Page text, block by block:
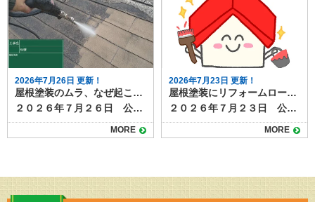
2026年7月26日 更新！
屋根塗装のムラ、なぜ起こる？原因と防ぐためのポイント
２０２６年７月２６日 公開 屋根塗装を行ったあとに表面の色や艶が均一でないと、見た目の美しさが損なわれるだけでなく、塗膜性能にも影響が出る場合があります。ムラは施工不良のサインであることも多く、早めの原因特定と対策が大切です。 本記事では屋根塗装のムラが発生する原因と、防ぐための基本的なポイントを解説します。 目次屋根塗装にムラが出る主な原因下地処理不足塗料の攪拌不足塗り重ねのタイミング不適切塗布量や塗り方の不均一天候や気温の影響屋根塗装のムラを防ぐための対策ムラを放置するとどうなる？まとめ 屋根塗装にムラが出る主な原因 屋根塗装のムラは、単に見た目だけの問題ではなく、塗膜の厚みや密着性に関わることもあります。代表的な原因は次の通りです。 下地処理不足 屋根表面の汚れや古い塗膜、コケ・カビなどをきちんと除去せずに塗装を始めると、塗料が均一に密着せずムラが発生します。塗装前の下地処理として高圧洗浄作業を必ず行うことが重要です。 塗料の攪拌不足 塗料は成分が沈殿しやすく、十分に混ぜないまま使用すると色味や艶が一定にならず、見た目に差が出ます。使用前にしっかりと撹拌し最大限の性能が発揮できるように準備します。 塗り重ねのタイミング不適切 下塗りや中塗りが完全に乾く前に次の工程を行う、または逆に放置しすぎると密着不良や色ムラが起こりやすくなります。 塗布量や塗り方の不均一 ローラーやスプレーの動かし方、塗料の付け方が一定でない場合、部分的に塗膜が薄くなったり厚くなったりします。職人の熟練度が出る手作業ならではの理由ですね。 天候や気温の影響 直射日光や強風、高温・低温など施工環境が悪いと、塗料の乾き方が不均一になりムラにつながります。夏の暑さで塗料が早く乾きすぎることもムラの原因の１つになるといわれています。 屋根塗装のムラを防ぐための対策 塗装のムラを防ぐには、施工前の準備から塗装中の管理まで丁寧な作業が欠かせません。 高圧洗浄やケレン作業で下地を清潔にする 塗料は規定通りしっかり攪拌してから使用する メーカーが定める乾燥時間を守って塗り重ねる 塗布量を均一にし、道具の動かし方も一定に保つ 天候や気温が安定した日に施工を行う 熟練の職人が最終的に全体の仕上がりをチェックする これらはすべて塗装工事のおける基本的な内容ばかりですが、仕上がりや耐久性を左右するとっても重要なことです。 いくらよい塗料を使っても、基本的な工程や注意点をおろそかにしてしまうと、期待していたような高耐久や仕上がり映えることができません。 ムラを放置するとどうなる？ 軽度の色ムラは機能面に大きく影響しない場合もありますが、塗膜の密着不良や塗り残しを伴っている場合は劣化が早まる恐れがあります。早ければ数年以内に剥がれや膨れが起き、再塗装が必要になることもあります。ムラが気になったら、早めに施工業者へ確認を依頼しましょう。 まとめ 屋根塗装のムラは、下地処理不足や塗料の扱い方、施工環境などの複合的な要因で発生します。施工前の準備を徹底し、メーカー仕様に沿った丁寧な作業を行うことで防ぐことが可能です。仕上がりの品質は屋根の保護性能にも直結するため、信頼できる業者選びと現場管理が重要です。 塗り達では、屋根塗装のご相談を随時受付中！高品質・高耐久な屋根塗装なら塗り達にお任せください！
MORE
2026年7月23日 更新！
屋根塗装にリフォームローンは使える？資金面で後悔しないための注意点とは
２０２６年７月２３日 公開 屋根塗装は住まいを長持ちさせるために欠かせない工事です。 しかし工事にはまとまった費用が必要になるため、「いますぐ資金が用意できない」「リフォームローンを使いたい」と考える方も少なくありません。結論からいえば、屋根塗装でもリフォームローンの利用は可能です。借入時にはいくつかの注意点があり事前に知っておくと安心できます。 この記事では、屋根塗装にリフォームローンを活用できる理由や、ローン選びのポイント、契約時に確認すべき注意点について解説します。 目次屋根塗装にリフォームローンが使える理由屋根塗装でリフォームローンを利用する際の注意点1. 金利と返済期間を事前に確認する2. 工事内容がローンの対象になるかを確認する3. 業者がローン対応しているかも要チェック4. 審査には事前準備が必要屋根塗装にリフォームローンは有効な選択肢。計画的な利用が安心のカギ 屋根塗装にリフォームローンが使える理由 リフォームローンとは、自宅の改修・修繕・増築などに使える専用のローンです。屋根塗装は「住宅の維持に必要なメンテナンス」として位置づけられているため、金融機関のほとんどがリフォームローンの対象工事に含めています。 以下のようなケースでは、リフォームローンが有効です。 築10～15年で塗り替えが必要になったが、手元資金に余裕がない 雨漏りが不安なため、早めに塗装しておきたい 足場を組むので、屋根と外壁をまとめて塗装したい 劣化が進んでおり、放置すれば工事費が高くなる恐れがある 資金がないからと工事を先延ばしにして状態が悪化するよりも、ローンを使って早期対応するほうがトータルコストを抑えられるケースも多いため、リフォームローンを使うことは、資金計画のひとつとして有効な手段といえるでしょう。 屋根塗装でリフォームローンを利用する際の注意点 屋根塗装にリフォームローンを使う際は、いくつかの注意点もあります。 以下のポイントを押さえておきましょう。 1. 金利と返済期間を事前に確認する リフォームローンには「無担保型（保証人・担保不要）」「有担保型（住宅を担保にする）」の2種類があります。無担保型は手軽ですが金利がやや高めで返済期間も短めです。 一方、有担保型は低金利で長期返済が可能ですが、審査には時間がかかるため、急ぎ工事が必要な場合には不向きなケースがあります。 ご自身の資金状況や必要な工事スケジュールに応じて選ぶことが大切です。 2. 工事内容がローンの対象になるかを確認する 金融機関によっては、塗装工事のうち「美観目的の部分」は対象外とされる場合があります。屋根の遮熱塗装やデザイン性重視の塗料などを希望する場合は、契約前に工事内容と見積書を提出して、ローン対象範囲を確認しておきましょう。 3. 業者がローン対応しているかも要チェック 一部の塗装業者では、提携ローンや信販会社を通じた分割払いサービスを提供していることがあります。金融機関の審査よりも柔軟で、金利や手数料も比較的わかりやすいのが特徴です。 金利が高めに設定されている場合もあるため、複数のローンと比較して総支払額をチェックしておくと安心です。 4. 審査には事前準備が必要 リフォームローンには借入のための審査があり、本人確認書類・収入証明・工事見積書などが必要です。また、申し込みから融資実行までに1週間〜3週間程度かかることが多く、「急ぎで塗装が必要」な場合はスケジュールに余裕を持つことが大切です。 屋根塗装にリフォームローンは有効な選択肢。計画的な利用が安心のカギ 屋根塗装は住宅を守るための重要なメンテナンスであり、資金の準備が難しい場合はリフォームローンの利用が有用になるケースもあります。。資金の不安から必要な工事を先延ばしにすると、雨漏りなどの被害につながり、結果的に修繕費がかさんでしまうこともありますので、適切なタイミングで工事を行うことが重要です。 リフォームローンをうまく活用すれば、タイミングを逃さず屋根塗装を行うことができ、結果的に賢い判断になるケースがあります。 塗り達では、提携ローンのご紹介が可能です。資金計画に不安がある場合は、工事前にご相談ください。
MORE